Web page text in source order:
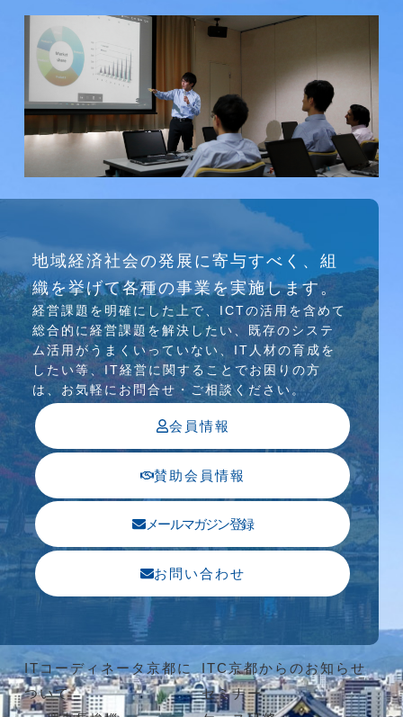
介護ソリューション研究会、WEB/SNS研究会を
行っています
地域経済社会の発展に寄与すべく、組
織を挙げて各種の事業を実施します。
経営課題を明確にした上で、ICTの活⽤を含めて
総合的に経営課題を解決したい、既存のシステ
ム活⽤がうまくいっていない、IT⼈材の育成を
したい等、IT経営に関することでお困りの⽅
は、お気軽にお問合せ・ご相談ください。
会員情報
賛助会員情報
メールマガジン登録
お問い合わせ
ITコーディネータ京都に
ついて
ITC京都からのお知らせ
セミナー